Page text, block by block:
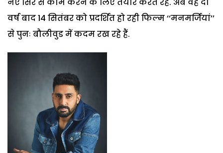
वर्ष बाद 14 सितंबर को प्रदर्शित हो रही फिल्म ‘‘मनमर्जियां’’
से पुनः बौलीवुड में कदम रख रहे हैं.